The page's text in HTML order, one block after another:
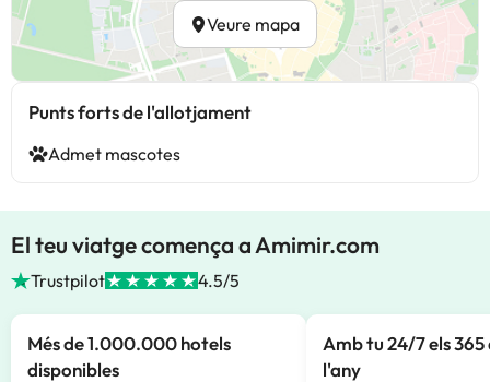
Veure mapa
Punts forts de l'allotjament
Admet mascotes
El teu viatge comença a Amimir.com
Trustpilot 4.5/5
Més de 1.000.000 hotels
disponibles
Amb tu 24/7 els 365
l'any